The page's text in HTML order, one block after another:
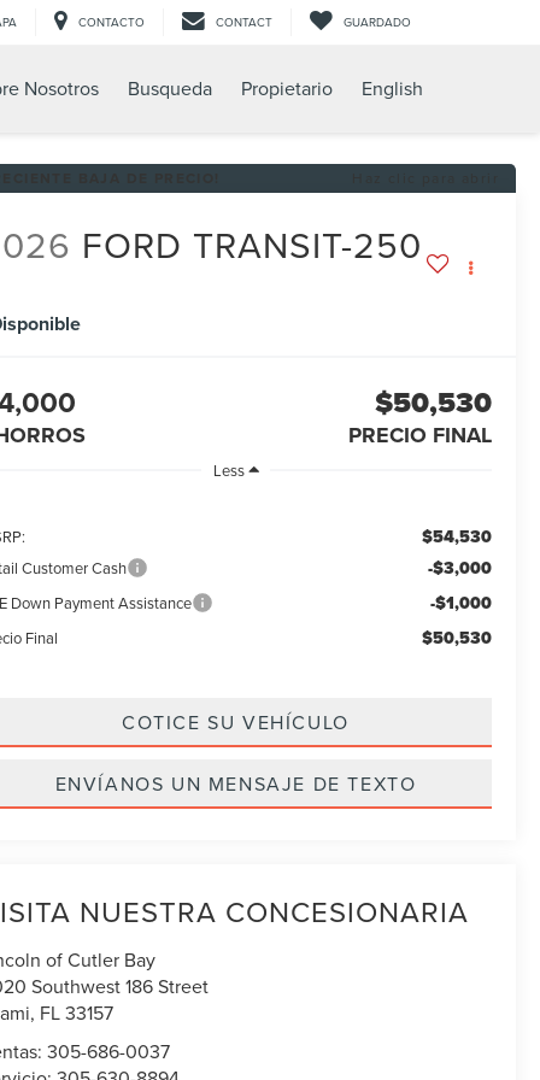
CONTACTO CONTACT GUARDADO
Nosotros Busqueda Propietario English
FORD TRANSIT-250
$50,530
PRECIO FINAL
Less
$54,530
Customer Cash -$3,000
Down Payment Assistance -$1,000
Final $50,530
COTICE SU VEHÍCULO
ENVÍANOS UN MENSAJE DE TEXTO
NUESTRA CONCESIONARIA
of Cutler Bay
Southwest 186 Street
, FL33157
305-686-0037